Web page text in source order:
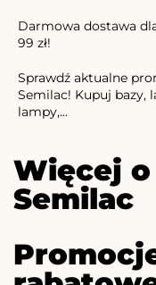
Darmowa dostawa
99 zł!
Sprawdź aktualne
Semilac! Kupuj bazy,
lampy,...
Więcej
Semilac